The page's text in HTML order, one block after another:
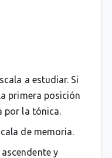
a estudiar. Si
primera posición
por la tónica.
de memoria.
y